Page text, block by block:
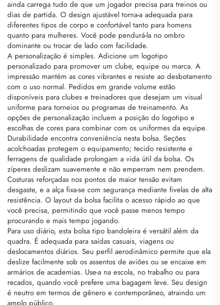
ainda carrega tudo de que um jogador precisa para treinos ou
dias de partida. O design ajustável torna-a adequada para
diferentes tipos de corpo e confortável tanto para homens
quanto para mulheres. Você pode pendurá-la no ombro
dominante ou trocar de lado com facilidade.
A personalização é simples. Adicione um logotipo
personalizado para promover um clube, equipe ou marca. A
impressão mantém as cores vibrantes e resiste ao desbotamento
com o uso normal. Pedidos em grande volume estão
disponíveis para clubes e treinadores que desejam um visual
uniforme para torneios ou programas de treinamento. As
opções de personalização incluem a posição do logotipo e
escolhas de cores para combinar com os uniformes da equipe.
Durabilidade encontra conveniência nesta bolsa. Seções
acolchoadas protegem o equipamento; tecido resistente e
ferragens de qualidade prolongam a vida útil da bolsa. Os
zíperes deslizam suavemente e não emperram nem prendem.
Costuras reforçadas nos pontos de maior tensão evitam
desgaste, e a alça fixa-se com segurança mediante fivelas de alta
resistência. O layout da bolsa facilita o acesso rápido ao que
você precisa, permitindo que você passe menos tempo
procurando e mais tempo jogando.
Para uso diário, esta bolsa tipo bandoleira é versátil além da
quadra. É adequada para saídas casuais, viagens ou
deslocamentos diários. Seu perfil aerodinâmico permite que ela
deslize facilmente sob os assentos de aviões ou se encaixe em
armários de academias. Use-a na escola, no trabalho ou para
recados, quando você prefere uma bagagem leve. Seu design
é neutro em termos de gênero e contemporâneo, atraindo um